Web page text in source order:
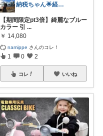
納税ちゃん🌟経由購入★
【期間限定pt3倍】綺麗なブルー
カラー 引 ...
￥ 14,080
namippe さんのコレ！
1 0 2
コレ いいね